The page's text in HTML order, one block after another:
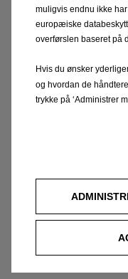
Inkl.
Mdl.
muligvis endnu ikke
europæiske
overførslen baseret på
Hvis du ønsker
og hvordan de
trykke på ‘Administrer